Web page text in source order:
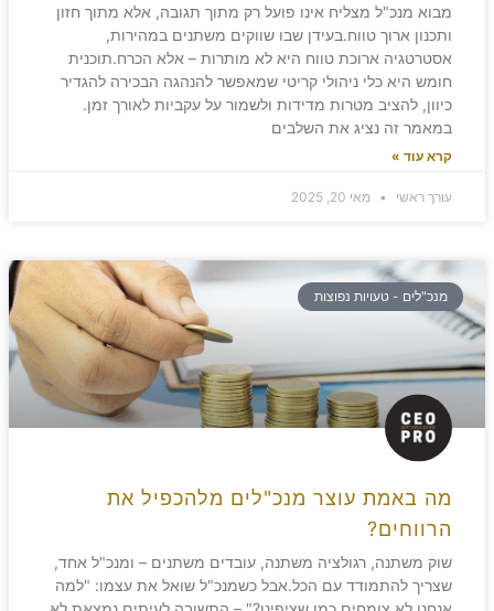
מבוא מנכ"ל מצליח אינו פועל רק מתוך תגובה, אלא מתוך חזון
ותכנון ארוך טווח.בעידן שבו שווקים משתנים במהירות,
אסטרטגיה ארוכת טווח היא לא מותרות – אלא הכרח.תוכנית
חומש היא כלי ניהולי קריטי שמאפשר להנהגה הבכירה להגדיר
כיוון, להציב מטרות מדידות ולשמור על עקביות לאורך זמן.
במאמר זה נציג את השלבים
קרא עוד »
עורך ראשי מאי 20, 2025
מנכ"לים - טעויות נפוצות
מה באמת עוצר מנכ"לים מלהכפיל את
הרווחים?
שוק משתנה, רגולציה משתנה, עובדים משתנים – ומנכ"ל אחד,
שצריך להתמודד עם הכל.אבל כשמנכ"ל שואל את עצמו: "למה